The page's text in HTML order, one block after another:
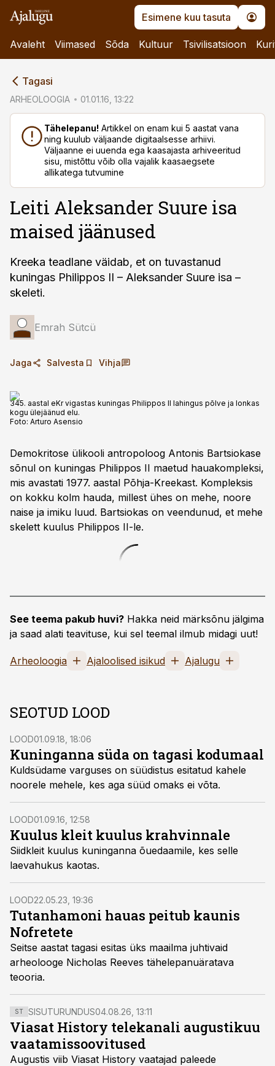
Esimene kuu tasuta
Avaleht Viimased Sõda Kultuur Tsivilisatsioon
Tagasi
ARHEOLOOGIA 01.01.16, 13:22
Tähelepanu! Artikkel on enam kui 5 aastat vana
ning kuulub väljaande digitaalsesse arhiivi.
Väljaanne ei uuenda ega kaasajasta arhiveeritud
sisu, mistõttu võib olla vajalik kaasaegsete
allikatega tutvumine
Leiti Aleksander Suure isa
maised jäänused
Kreeka teadlane väidab, et on tuvastanud
kuningas Philippos II – Aleksander Suure isa –
skeleti.
Emrah Sütcü
Jaga Salvesta Vihja
345. aastal eKr vigastas kuningas Philippos II lahingus põlve ja lonkas
kogu ülejäänud elu.
Foto: Arturo Asensio
Demokritose ülikooli antropoloog Antonis Bartsiokase
sõnul on kuningas Philippos II maetud hauakompleksi,
mis avastati 1977. aastal Põhja-Kreekast. Kompleksis
on kokku kolm hauda, millest ühes on mehe, noore
naise ja imiku luud. Bartsiokas on veendunud, et mehe
skelett kuulus Philippos II-le.
See teema pakub huvi? Hakka neid märksõnu jälgima
ja saad alati teavituse, kui sel teemal ilmub midagi uut!
Arheoloogia Ajaloolised isikud Ajalugu
SEOTUD LOOD
LOOD01.09.18, 18:06
Kuninganna süda on tagasi kodumaal
Kuldsüdame varguses on süüdistus esitatud kahele
noorele mehele, kes aga süüd omaks ei võta.
LOOD01.09.16, 12:58
Kuulus kleit kuulus krahvinnale
Siidkleit kuulus kuninganna õuedaamile, kes selle
laevahukus kaotas.
LOOD22.05.23, 19:36
Tutanhamoni hauas peitub kaunis
Nofretete
Seitse aastat tagasi esitas üks maailma juhtivaid
arheolooge Nicholas Reeves tähelepanuäratava
teooria.
ST SISUTURUNDUS04.08.26, 13:11
Viasat History telekanali augustikuu
vaatamissoovitused
Augustis viib Viasat History vaatajad paleede